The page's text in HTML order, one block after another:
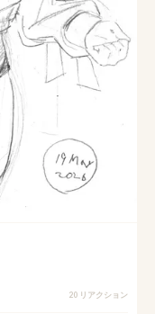
20 リアクション